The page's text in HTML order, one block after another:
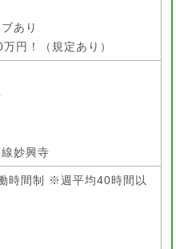
あり
円！（規定あり）
妙興寺
時間制 ※週平均40時間以